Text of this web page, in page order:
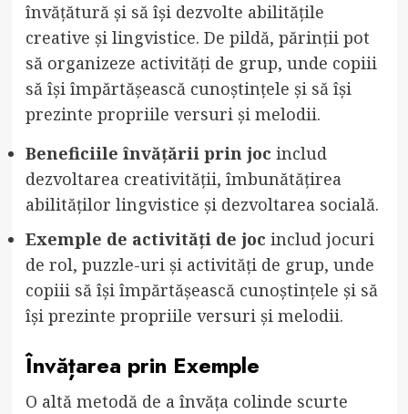
învățătură și să își dezvolte abilitățile
creative și lingvistice. De pildă, părinții pot
să organizeze activități de grup, unde copiii
să își împărtășească cunoștințele și să își
prezinte propriile versuri și melodii.
Beneficiile învățării prin joc includ
dezvoltarea creativității, îmbunătățirea
abilităților lingvistice și dezvoltarea socială.
Exemple de activități de joc includ jocuri
de rol, puzzle-uri și activități de grup, unde
copiii să își împărtășească cunoștințele și să
își prezinte propriile versuri și melodii.
Învățarea prin Exemple
O altă metodă de a învăța colinde scurte